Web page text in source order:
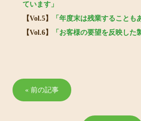
ています」
【Vol.5】
「年度末は残業することも
【Vol.6】
「お客様の要望を反映した
« 前の記事